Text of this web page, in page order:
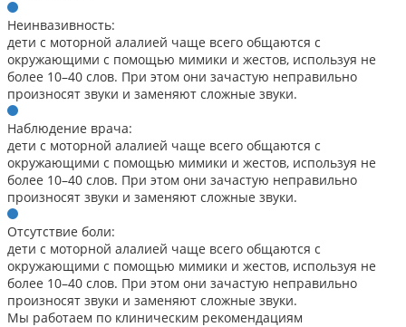
Неинвазивность:
дети с моторной алалией чаще всего общаются с
окружающими с помощью мимики и жестов, используя не
более 10–40 слов. При этом они зачастую неправильно
произносят звуки и заменяют сложные звуки.
Наблюдение врача:
дети с моторной алалией чаще всего общаются с
окружающими с помощью мимики и жестов, используя не
более 10–40 слов. При этом они зачастую неправильно
произносят звуки и заменяют сложные звуки.
Отсутствие боли:
дети с моторной алалией чаще всего общаются с
окружающими с помощью мимики и жестов, используя не
более 10–40 слов. При этом они зачастую неправильно
произносят звуки и заменяют сложные звуки.
Мы работаем по клиническим рекомендациям